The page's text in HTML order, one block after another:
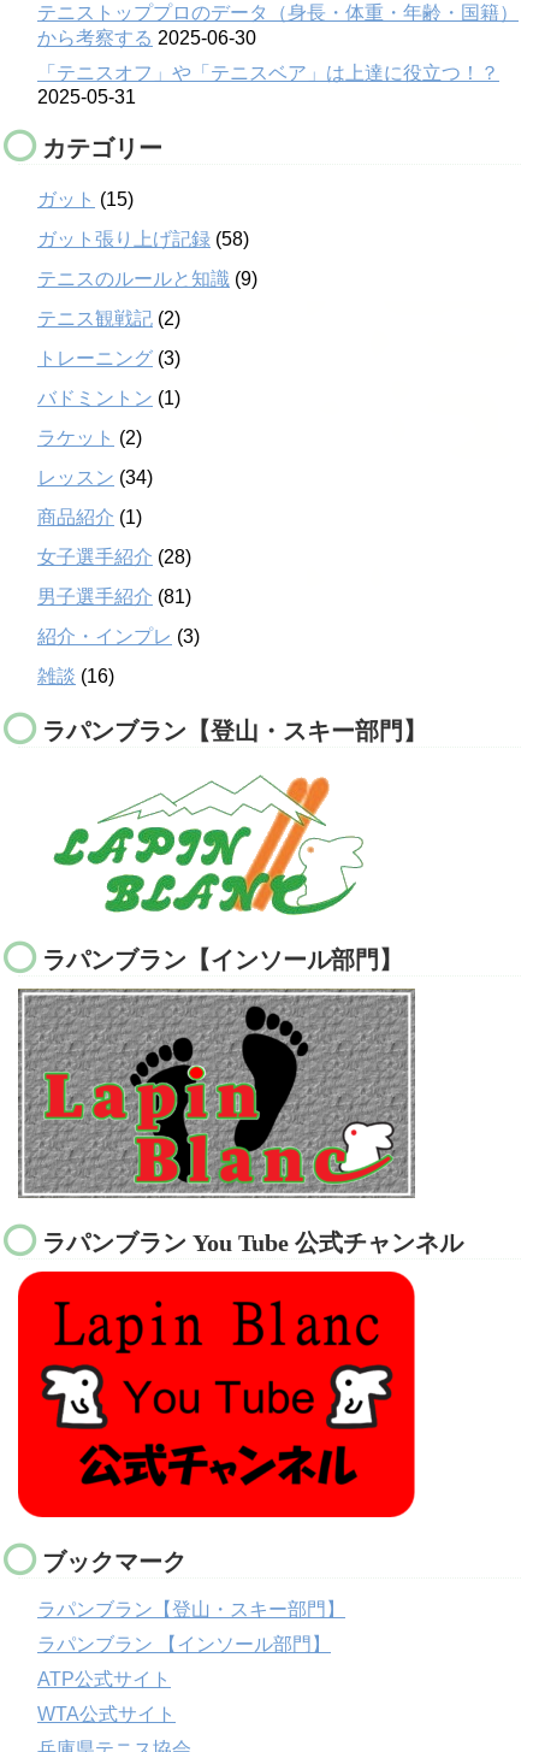
テニストッププロのデータ（身長・体重・年齢・国籍）
から考察する 2025-06-30
「テニスオフ」や「テニスベア」は上達に役立つ！？
2025-05-31
カテゴリー
ガット (15)
ガット張り上げ記録 (58)
テニスのルールと知識 (9)
テニス観戦記 (2)
トレーニング (3)
バドミントン (1)
ラケット (2)
レッスン (34)
商品紹介 (1)
女子選手紹介 (28)
男子選手紹介 (81)
紹介・インプレ (3)
雑談 (16)
ラパンブラン【登山・スキー部門】
ラパンブラン【インソール部門】
ラパンブラン You Tube 公式チャンネル
ブックマーク
ラパンブラン【登山・スキー部門】
ラパンブラン 【インソール部門】
ATP公式サイト
WTA公式サイト